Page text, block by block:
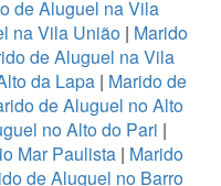
de Aluguel na Vila
na Vila União | Marido
de Aluguel na Vila
da Lapa | Marido de
de Aluguel no Alto
no Alto do Pari |
Mar Paulista| Marido
de Aluguel no Barro